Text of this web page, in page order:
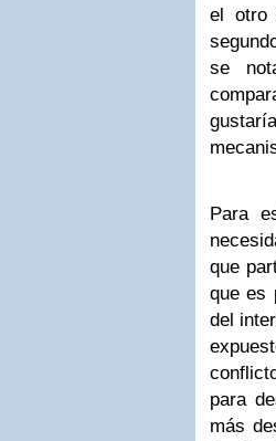
el otro
se
Para
que
que es
del
para
más